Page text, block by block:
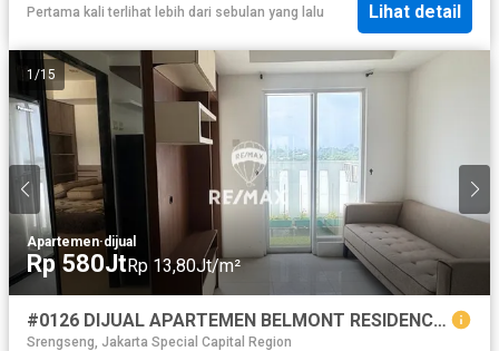
Pertama kali terlihat lebih dari sebulan yang lalu Lihat detail
1 /15
Apartemen·dijual
Rp 580JtRp 13,80Jt/m²
#0126 DIJUAL APARTEMEN BELMONT RESIDENCE LT. 8 TIPE 2BR
Srengseng, Jakarta Special Capital Region